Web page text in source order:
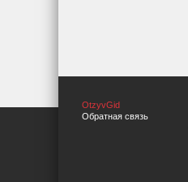
OtzyvGid
Обратная связь